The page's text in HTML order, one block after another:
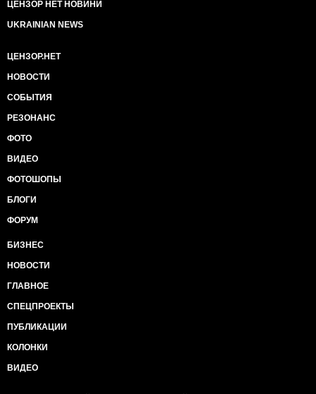
ЦЕНЗОР НЕТ НОВИНИ
UKRAINIAN NEWS
ЦЕНЗОР.НЕТ
НОВОСТИ
СОБЫТИЯ
РЕЗОНАНС
ФОТО
ВИДЕО
ФОТОШОПЫ
БЛОГИ
ФОРУМ
БИЗНЕС
НОВОСТИ
ГЛАВНОЕ
СПЕЦПРОЕКТЫ
ПУБЛИКАЦИИ
КОЛОНКИ
ВИДЕО